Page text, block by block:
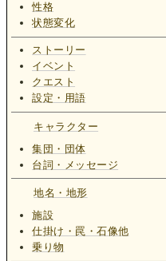
性格
状態変化
ストーリー
イベント
クエスト
設定・用語
キャラクター
集団・団体
台詞・メッセージ
地名・地形
施設
仕掛け・罠・石像他
乗り物